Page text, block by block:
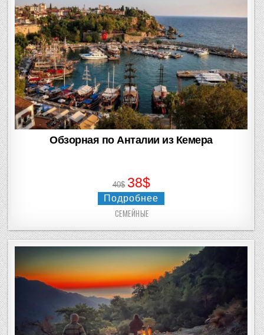
Обзорная по Анталии из Кемера
40$ 38$
Подробнее
Posted
СЕМЕЙНЫЕ